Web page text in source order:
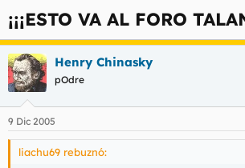
¡¡¡ESTO VA AL FORO
Henry Chinasky
pOdre
9 Dic 2005
liachu69 rebuznó: